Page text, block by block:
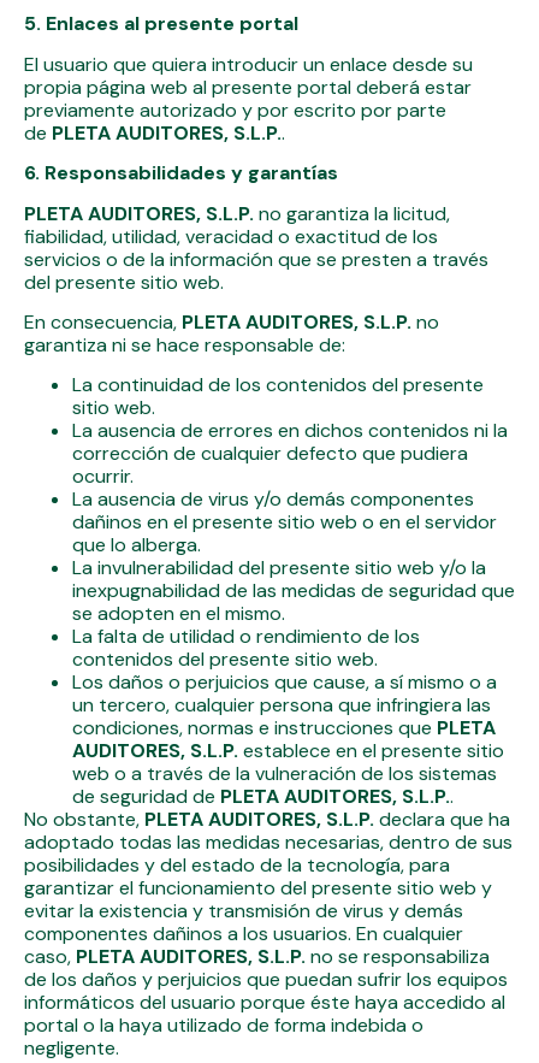
5. Enlaces al presente portal
El usuario que quiera introducir un enlace desde su
propia página web al presente portal deberá estar
previamente autorizado y por escrito por parte
de PLETA AUDITORES, S.L.P..
6. Responsabilidades y garantías
PLETA AUDITORES, S.L.P. no garantiza la licitud,
fiabilidad, utilidad, veracidad o exactitud de los
servicios o de la información que se presten a través
del presente sitio web.
En consecuencia, PLETA AUDITORES, S.L.P. no
garantiza ni se hace responsable de:
La continuidad de los contenidos del presente
sitio web.
La ausencia de errores en dichos contenidos ni la
corrección de cualquier defecto que pudiera
ocurrir.
La ausencia de virus y/o demás componentes
dañinos en el presente sitio web o en el servidor
que lo alberga.
La invulnerabilidad del presente sitio web y/o la
inexpugnabilidad de las medidas de seguridad que
se adopten en el mismo.
La falta de utilidad o rendimiento de los
contenidos del presente sitio web.
Los daños o perjuicios que cause, a sí mismo o a
un tercero, cualquier persona que infringiera las
condiciones, normas e instrucciones que PLETA
AUDITORES, S.L.P. establece en el presente sitio
web o a través de la vulneración de los sistemas
de seguridad de PLETA AUDITORES, S.L.P..
No obstante, PLETA AUDITORES, S.L.P. declara que ha
adoptado todas las medidas necesarias, dentro de sus
posibilidades y del estado de la tecnología, para
garantizar el funcionamiento del presente sitio web y
evitar la existencia y transmisión de virus y demás
componentes dañinos a los usuarios. En cualquier
caso, PLETA AUDITORES, S.L.P. no se responsabiliza
de los daños y perjuicios que puedan sufrir los equipos
informáticos del usuario porque éste haya accedido al
portal o la haya utilizado de forma indebida o
negligente.